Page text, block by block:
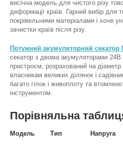
висічна модель для чистого різу
деформації країв. Гарний вибір для
покрівельними матеріалами і хоче
зачистки країв після різу.
Потужний акумуляторний секатор
секатор з двома акумуляторами 24В
пристроєм, розрахований на
власникам великих ділянок і
багато гілок і живоплоту та
інструментом.
Порівняльна
Модель Тип Напруга